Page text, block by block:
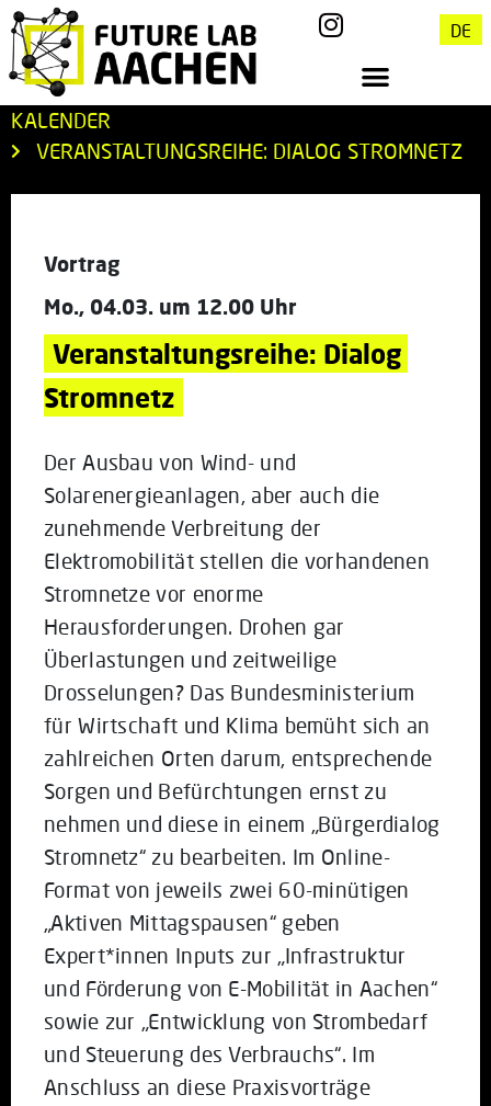
DE
KALENDER
VERANSTALTUNGSREIHE: DIALOG STROMNETZ
Vortrag
Mo., 04.03. um 12.00 Uhr
Veranstaltungsreihe: Dialog
Stromnetz
Der Ausbau von Wind- und
Solarenergieanlagen, aber auch die
zunehmende Verbreitung der
Elektromobilität stellen die vorhandenen
Stromnetze vor enorme
Herausforderungen. Drohen gar
Überlastungen und zeitweilige
Drosselungen? Das Bundesministerium
für Wirtschaft und Klima bemüht sich an
zahlreichen Orten darum, entsprechende
Sorgen und Befürchtungen ernst zu
nehmen und diese in einem „Bürgerdialog
Stromnetz“ zu bearbeiten. Im Online-
Format von jeweils zwei 60-minütigen
„Aktiven Mittagspausen“ geben
Expert*innen Inputs zur „Infrastruktur
und Förderung von E-Mobilität in Aachen“
sowie zur „Entwicklung von Strombedarf
und Steuerung des Verbrauchs“. Im
Anschluss an diese Praxisvorträge